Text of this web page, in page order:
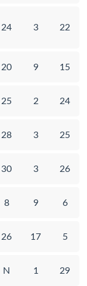
24 3 22
20 9 15
25 2 24
28 3 25
30 3 26
8 9 6
26 17 5
N 1 29